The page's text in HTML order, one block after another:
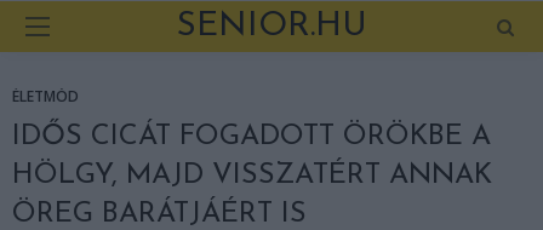
SENIOR.HU
ÉLETMÓD
IDŐS CICÁT FOGADOTT ÖRÖKBE A
HÖLGY, MAJD VISSZATÉRT ANNAK
ÖREG BARÁTJÁÉRT IS